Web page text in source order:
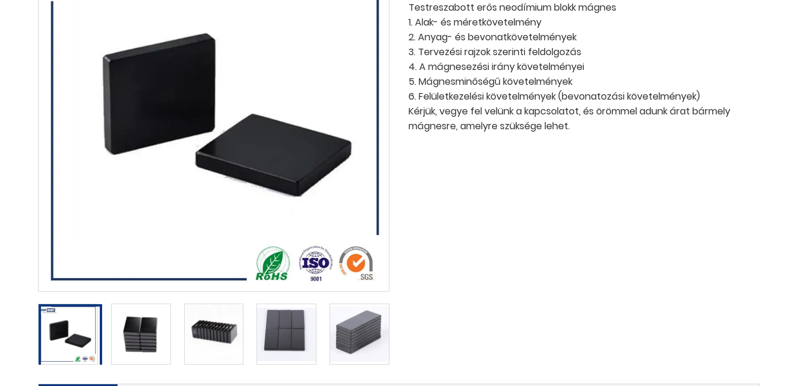
Testreszabott erős neodímium blokk mágnes
1. Alak- és méretkövetelmény
2. Anyag- és bevonatkövetelmények
3. Tervezési rajzok szerinti feldolgozás
4. A mágnesezési irány követelményei
5. Mágnesminőségű követelmények
6. Felületkezelési követelmények (bevonatozási követelmények)
Kérjük, vegye fel velünk a kapcsolatot, és örömmel adunk árat bármely
mágnesre, amelyre szüksége lehet.